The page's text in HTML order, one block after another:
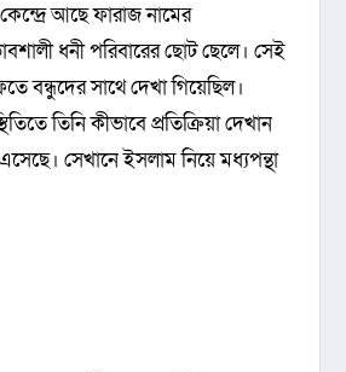
আছে ফারাজ নামের
ধনী পরিবারের ছোট ছেলে। সেই
বন্ধুদের সাথে দেখা গিয়েছিল।
তিনি কীভাবে প্রতিক্রিয়া দেখান
সেখানে ইসলাম নিয়ে মধ্যপন্থা